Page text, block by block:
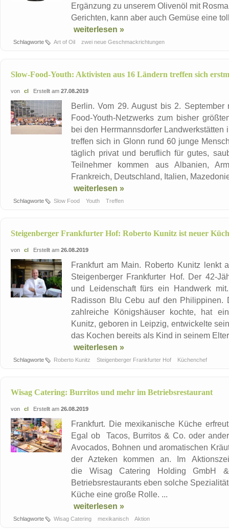
Ergänzung zu unserem Olivenöl mit
Gerichten, kann aber auch Gemüse eine
weiterlesen »
Schlagworte Art of Oil zwei neue Geschmackrichtungen
Slow-Food-Youth: Aktivisten aus 16 Ländern treffen sich
von cl Erstellt am 27.08.2019
Berlin. Vom 29. August bis 2.
Food-Youth-Netzwerks zum bisher
bei den Herrmannsdorfer
treffen sich in Glonn rund 60 junge
täglich privat und beruflich für gutes,
Teilnehmer kommen aus Albanien,
Frankreich, Deutschland, Italien,
weiterlesen »
Schlagworte Slow Food Youth Treffen
Steigenberger Frankfurter Hof: Roberto Kunitz ist neuer
von cl Erstellt am 26.08.2019
Frankfurt am Main. Roberto Kunitz lenkt
Steigenberger Frankfurter Hof. Der 42-
und Leidenschaft fürs ein Handwerk
Radisson Blu Cebu auf den Philippinen.
zahlreiche Königshäuser kochte, hat
Kunitz, geboren in Leipzig, entwickelte
das Kochen bereits als Kind in seinem
weiterlesen »
Schlagworte Roberto Kunitz Steigenberger Frankfurter Hof Küchenchef
Wisag Catering: Burritos und mehr im Betriebsrestaurant
von cl Erstellt am 26.08.2019
Frankfurt. Die mexikanische Küche
Egal ob Tacos, Burritos & Co. oder
Avocados, Bohnen und aromatischen
der Azteken kommen an. Im
die Wisag Catering Holding GmbH
Betriebsrestaurants eben solche
Küche eine große Rolle. ...
weiterlesen »
Schlagworte Wisag Catering mexikanisch Aktion